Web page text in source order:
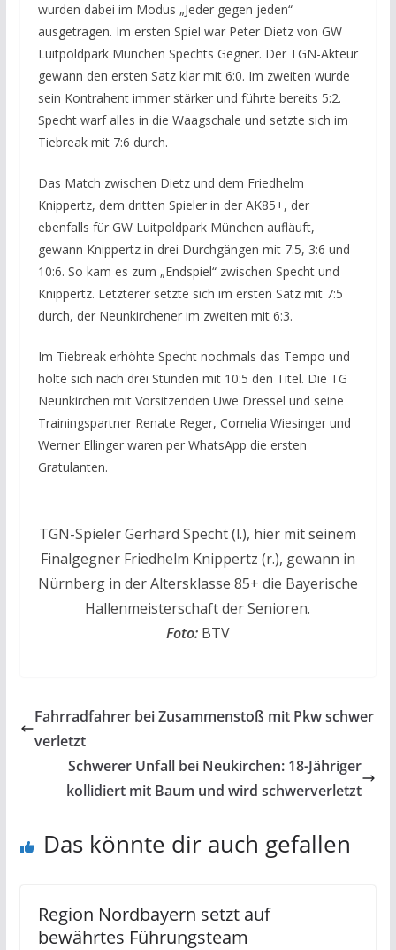
wurden dabei im Modus „Jeder gegen jeden“
ausgetragen. Im ersten Spiel war Peter Dietz von GW
Luitpoldpark München Spechts Gegner. Der TGN-Akteur
gewann den ersten Satz klar mit 6:0. Im zweiten wurde
sein Kontrahent immer stärker und führte bereits 5:2.
Specht warf alles in die Waagschale und setzte sich im
Tiebreak mit 7:6 durch.
Das Match zwischen Dietz und dem Friedhelm
Knippertz, dem dritten Spieler in der AK85+, der
ebenfalls für GW Luitpoldpark München aufläuft,
gewann Knippertz in drei Durchgängen mit 7:5, 3:6 und
10:6. So kam es zum „Endspiel“ zwischen Specht und
Knippertz. Letzterer setzte sich im ersten Satz mit 7:5
durch, der Neunkirchener im zweiten mit 6:3.
Im Tiebreak erhöhte Specht nochmals das Tempo und
holte sich nach drei Stunden mit 10:5 den Titel. Die TG
Neunkirchen mit Vorsitzenden Uwe Dressel und seine
Trainingspartner Renate Reger, Cornelia Wiesinger und
Werner Ellinger waren per WhatsApp die ersten
Gratulanten.
TGN-Spieler Gerhard Specht (l.), hier mit seinem
Finalgegner Friedhelm Knippertz (r.), gewann in
Nürnberg in der Altersklasse 85+ die Bayerische
Hallenmeisterschaft der Senioren.
Foto:BTV
Fahrradfahrer bei Zusammenstoß mit Pkw schwer
verletzt
Schwerer Unfall bei Neukirchen: 18-Jähriger
kollidiert mit Baum und wird schwerverletzt
Das könnte dir auch gefallen
Region Nordbayern setzt auf
bewährtes Führungsteam